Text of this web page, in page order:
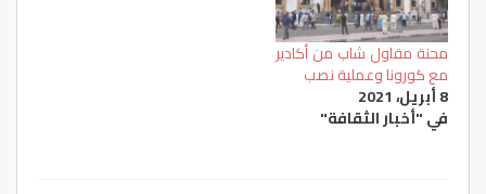
محنة مقاول شاب من أكادير
مع كورونا وعملية نصب
8 أبريل، 2021
في "أخبار الثقافة"